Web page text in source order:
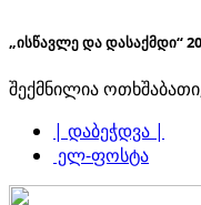
„ისწავლე და დასაქმდი“
შექმნილია
| დაბეჭდვა |
ელ-ფოსტა